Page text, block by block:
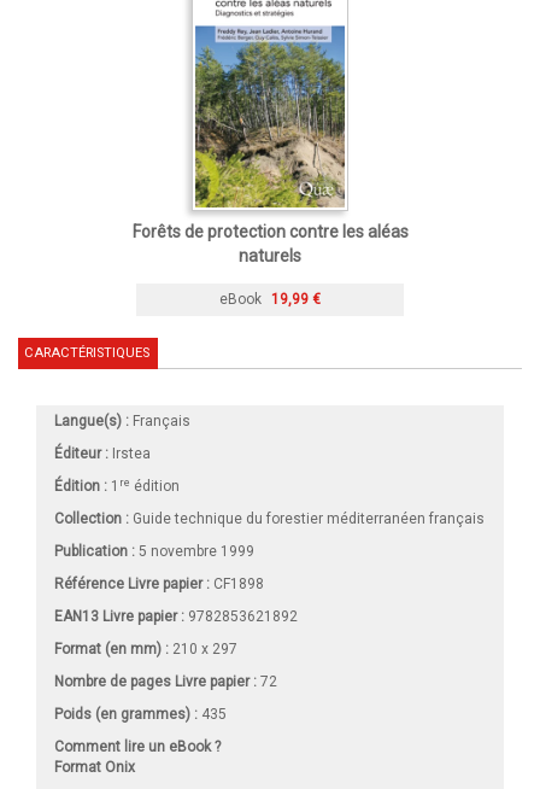
Forêts de protection contre les aléas
naturels
eBook 19,99 €
CARACTÉRISTIQUES
Langue(s) : Français
Éditeur : Irstea
Édition : 1 re édition
Collection : Guide technique du forestier méditerranéen français
Publication : 5 novembre 1999
Référence Livre papier : CF1898
EAN13 Livre papier : 9782853621892
Format (en mm) : 210 x 297
Nombre de pages Livre papier: 72
Poids (en grammes) : 435
Comment lire un eBook ?
Format Onix